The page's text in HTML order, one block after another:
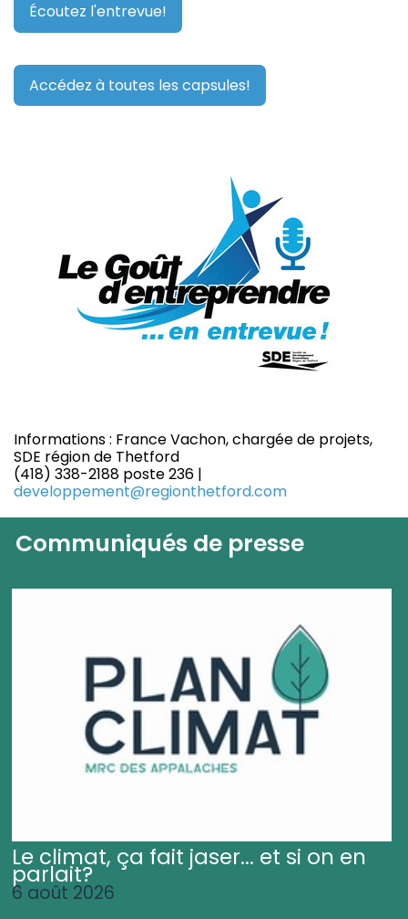
Écoutez l'entrevue!
Accédez à toutes les capsules!
Informations : France Vachon, chargée de projets,
SDE région de Thetford
(418) 338-2188 poste 236 |
developpement@regionthetford.com
Communiqués de presse
Le climat, ça fait jaser... et si on en
parlait?
6 août 2026